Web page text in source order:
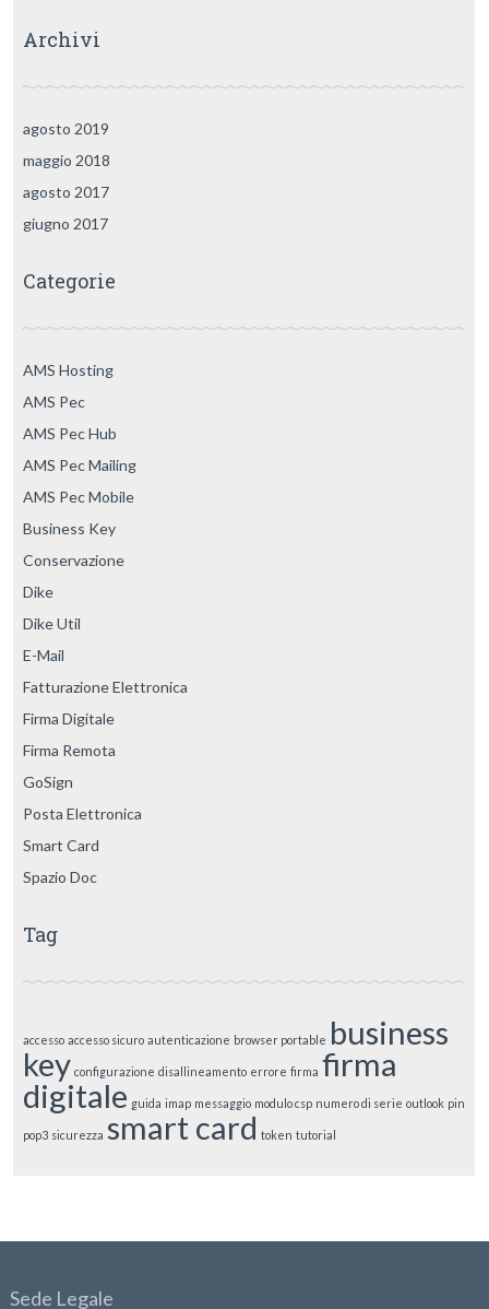
Archivi
agosto 2019
maggio 2018
agosto 2017
giugno 2017
Categorie
AMS Hosting
AMS Pec
AMS Pec Hub
AMS Pec Mailing
AMS Pec Mobile
Business Key
Conservazione
Dike
Dike Util
E-Mail
Fatturazione Elettronica
Firma Digitale
Firma Remota
GoSign
Posta Elettronica
Smart Card
Spazio Doc
Tag
accesso accesso sicuro autenticazione browser portable business
key configurazione disallineamento errore firma firma
digitale guida imap messaggio modulo csp numero di serie outlook pin
pop3 sicurezza smart card token tutorial
Sede Legale